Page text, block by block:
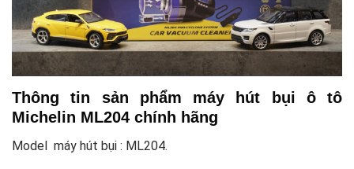
Thông tin sản phẩm máy hút bụi ô tô
Michelin ML204 chính hãng
Model máy hút bụi : ML204.